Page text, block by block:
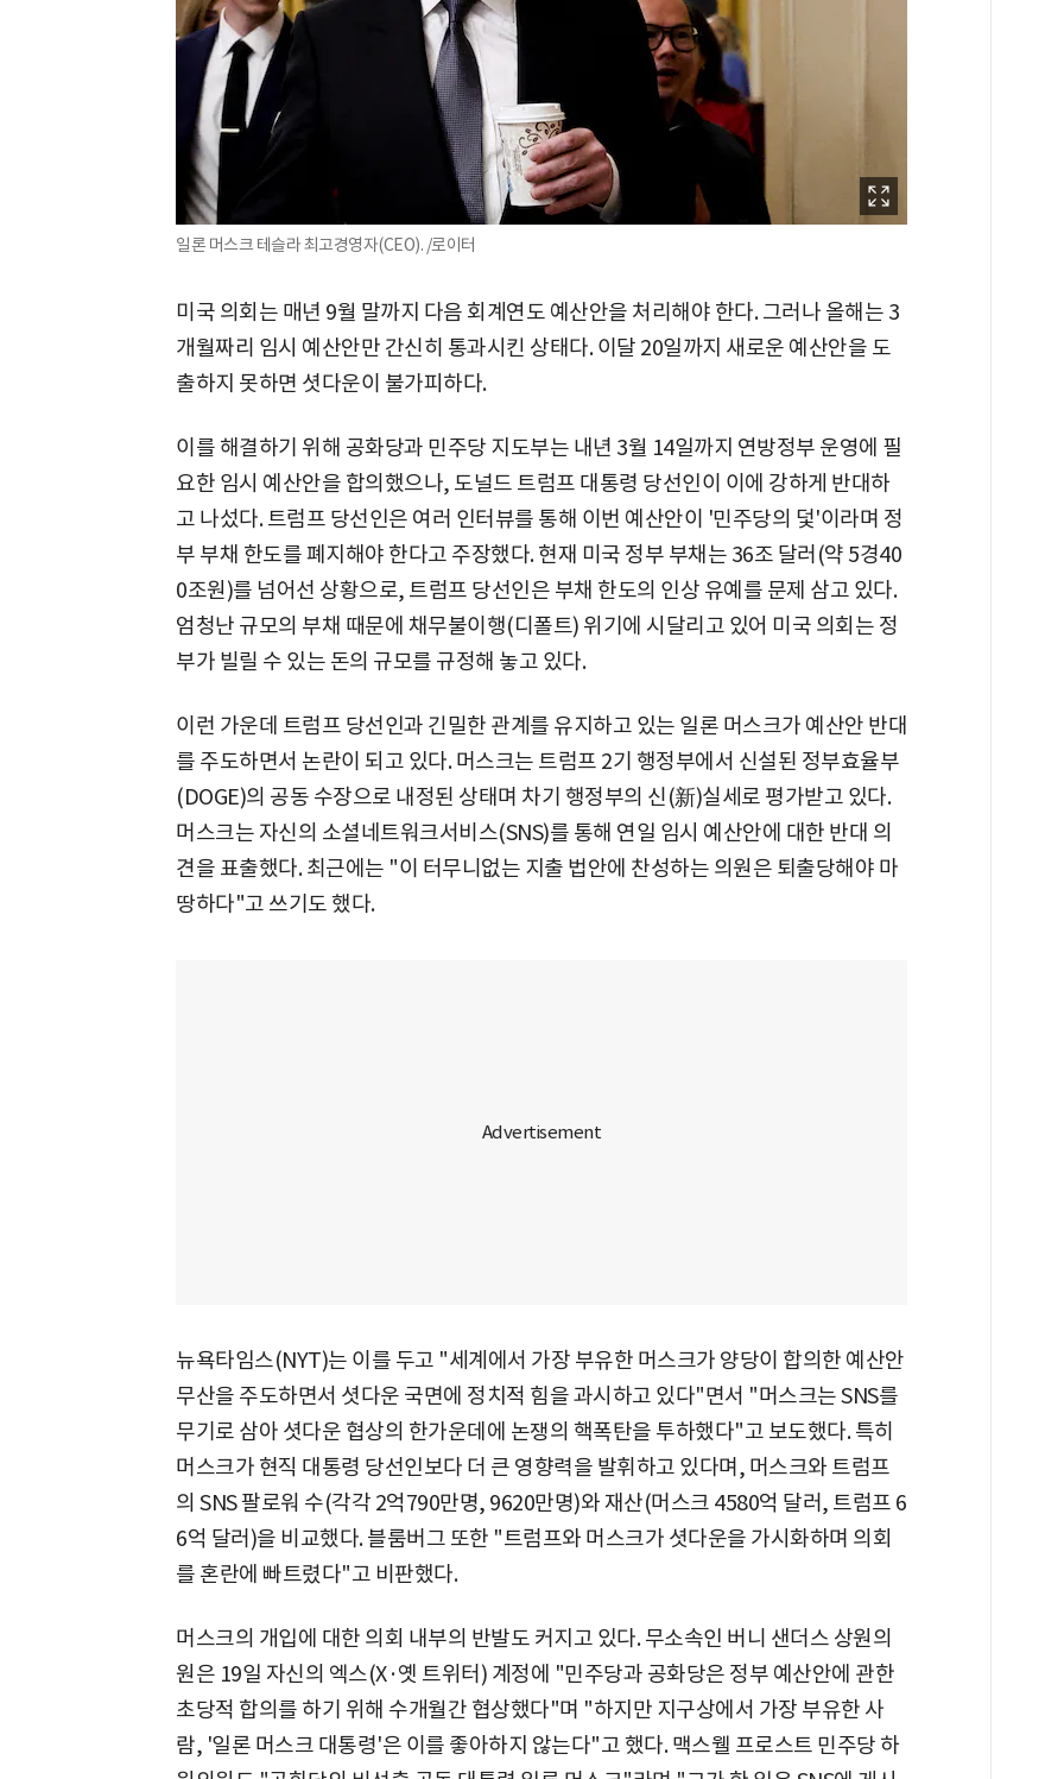
일론 머스크 테슬라 최고경영자(CEO). /로이터
미국 의회는 매년 9월 말까지 다음 회계연도 예산안을 처리해야 한다. 그러나 올해는 3
개월짜리 임시 예산안만 간신히 통과시킨 상태다. 이달 20일까지 새로운 예산안을 도
출하지 못하면 셧다운이 불가피하다.
이를 해결하기 위해 공화당과 민주당 지도부는 내년 3월 14일까지 연방정부 운영에 필
요한 임시 예산안을 합의했으나, 도널드 트럼프 대통령 당선인이 이에 강하게 반대하
고 나섰다. 트럼프 당선인은 여러 인터뷰를 통해 이번 예산안이 '민주당의 덫'이라며 정
부 부채 한도를 폐지해야 한다고 주장했다. 현재 미국 정부 부채는 36조 달러(약 5경40
0조원)를 넘어선 상황으로, 트럼프 당선인은 부채 한도의 인상 유예를 문제 삼고 있다.
엄청난 규모의 부채 때문에 채무불이행(디폴트) 위기에 시달리고 있어 미국 의회는 정
부가 빌릴 수 있는 돈의 규모를 규정해 놓고 있다.
이런 가운데 트럼프 당선인과 긴밀한 관계를 유지하고 있는 일론 머스크가 예산안 반대
를 주도하면서 논란이 되고 있다. 머스크는 트럼프 2기 행정부에서 신설된 정부효율부
(DOGE)의 공동 수장으로 내정된 상태며 차기 행정부의 신(新)실세로 평가받고 있다.
머스크는 자신의 소셜네트워크서비스(SNS)를 통해 연일 임시 예산안에 대한 반대 의
견을 표출했다. 최근에는 "이 터무니없는 지출 법안에 찬성하는 의원은 퇴출당해야 마
땅하다"고 쓰기도 했다.
뉴욕타임스(NYT)는 이를 두고 "세계에서 가장 부유한 머스크가 양당이 합의한 예산안
무산을 주도하면서 셧다운 국면에 정치적 힘을 과시하고 있다"면서 "머스크는 SNS를
무기로 삼아 셧다운 협상의 한가운데에 논쟁의 핵폭탄을 투하했다"고 보도했다. 특히
머스크가 현직 대통령 당선인보다 더 큰 영향력을 발휘하고 있다며, 머스크와 트럼프
의 SNS 팔로워 수(각각 2억790만명, 9620만명)와 재산(머스크 4580억 달러, 트럼프 6
6억 달러)을 비교했다. 블룸버그 또한 "트럼프와 머스크가 셧다운을 가시화하며 의회
를 혼란에 빠트렸다"고 비판했다.
머스크의 개입에 대한 의회 내부의 반발도 커지고 있다. 무소속인 버니 샌더스 상원의
원은 19일 자신의 엑스(X·옛 트위터) 계정에 "민주당과 공화당은 정부 예산안에 관한
초당적 합의를 하기 위해 수개월간 협상했다"며 "하지만 지구상에서 가장 부유한 사
람, '일론 머스크 대통령'은 이를 좋아하지 않는다"고 했다. 맥스웰 프로스트 민주당 하